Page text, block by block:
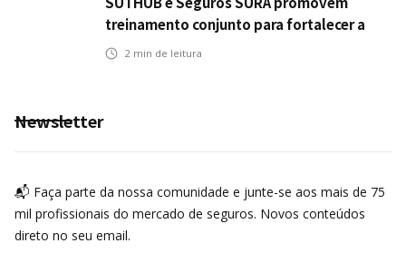
treinamento conjunto para fortalecer a
operação comercial do Seguro Mobilidade
2 min de leitura
Newsletter
📬 Faça parte da nossa comunidade e junte-se aos mais de 75
mil profissionais do mercado de seguros. Novos conteúdos
direto no seu email.